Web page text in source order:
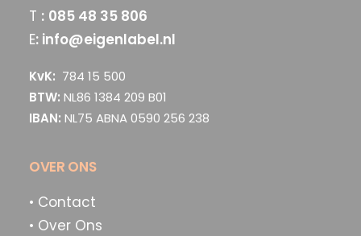
T : 085 48 35 806
E: info@eigenlabel.nl
KvK: 784 15 500
BTW: NL86 1384 209 B01
IBAN: NL75 ABNA 0590 256 238
OVER ONS
• Contact
• Over Ons